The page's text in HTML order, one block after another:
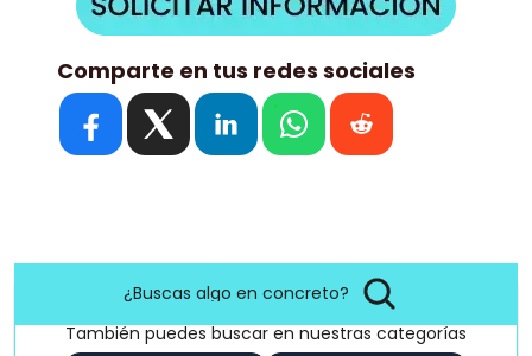
Comparte en tus redes sociales
¿Buscas algo en concreto?
También puedes buscar en nuestras categorías